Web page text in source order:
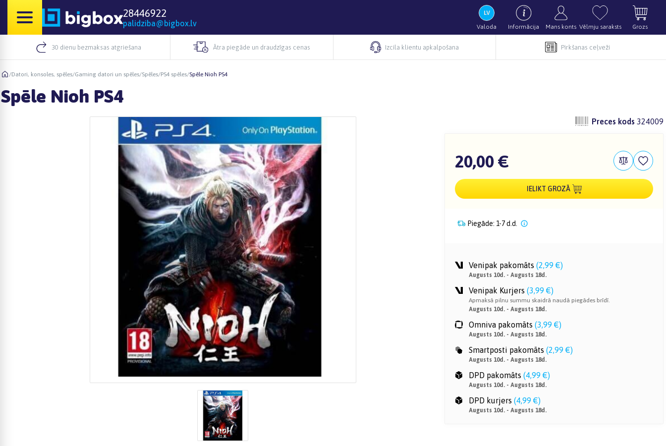
28446922
palidziba@bigbox.lv Valoda Informācija Mans konts Vēlmju saraksts Grozs
30 dienu bezmaksas atgriešana Ātra piegāde un draudzīgas cenas Izcila klientu apkalpošana Pirkšanas ceļveži
/Datori, konsoles, spēles/Gaming datori un spēles/Spēles/PS4 spēles/Spēle Nioh PS4
Spēle Nioh PS4
Preces kods 324009
20,00 €
IELIKT GROZĀ
Piegāde: 1-7 d.d.
Venipak pakomāts (2,99 €)
Augusts 10d. - Augusts 18d.
Venipak Kurjers (3,99 €)
Apmaksā pilnu summu skaidrā naudā piegādes brīdī.
Augusts 10d. - Augusts 18d.
Omniva pakomāts (3,99 €)
Augusts 10d. - Augusts 18d.
Smartposti pakomāts (2,99 €)
Augusts 10d. - Augusts 18d.
DPD pakomāts (4,99 €)
Augusts 10d. - Augusts 18d.
DPD kurjers (4,99 €)
Augusts 10d. - Augusts 18d.